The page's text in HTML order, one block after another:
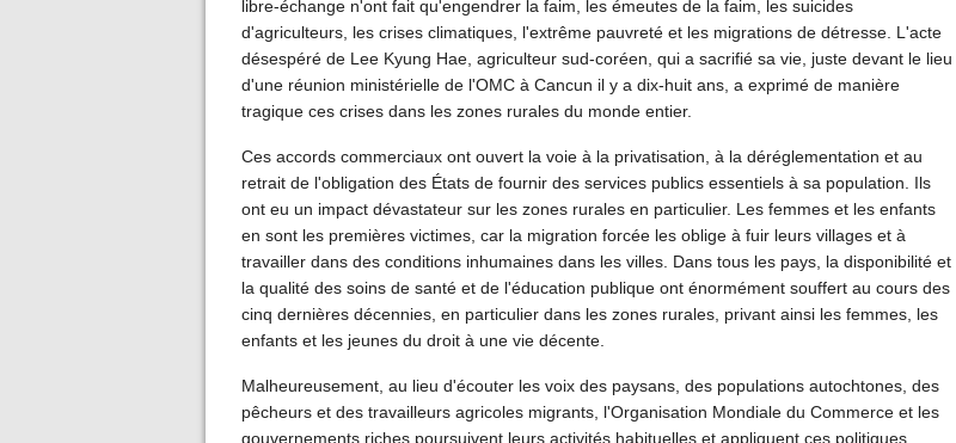
libre-échange n'ont fait qu'engendrer la faim, les émeutes de la faim, les suicides
d'agriculteurs, les crises climatiques, l'extrême pauvreté et les migrations de détresse. L'acte
désespéré de Lee Kyung Hae, agriculteur sud-coréen, qui a sacrifié sa vie, juste devant le lieu
d'une réunion ministérielle de l'OMC à Cancun il y a dix-huit ans, a exprimé de manière
tragique ces crises dans les zones rurales du monde entier.
Ces accords commerciaux ont ouvert la voie à la privatisation, à la déréglementation et au
retrait de l'obligation des États de fournir des services publics essentiels à sa population. Ils
ont eu un impact dévastateur sur les zones rurales en particulier. Les femmes et les enfants
en sont les premières victimes, car la migration forcée les oblige à fuir leurs villages et à
travailler dans des conditions inhumaines dans les villes. Dans tous les pays, la disponibilité et
la qualité des soins de santé et de l'éducation publique ont énormément souffert au cours des
cinq dernières décennies, en particulier dans les zones rurales, privant ainsi les femmes, les
enfants et les jeunes du droit à une vie décente.
Malheureusement, au lieu d'écouter les voix des paysans, des populations autochtones, des
pêcheurs et des travailleurs agricoles migrants, l'Organisation Mondiale du Commerce et les
gouvernements riches poursuivent leurs activités habituelles et appliquent ces politiques